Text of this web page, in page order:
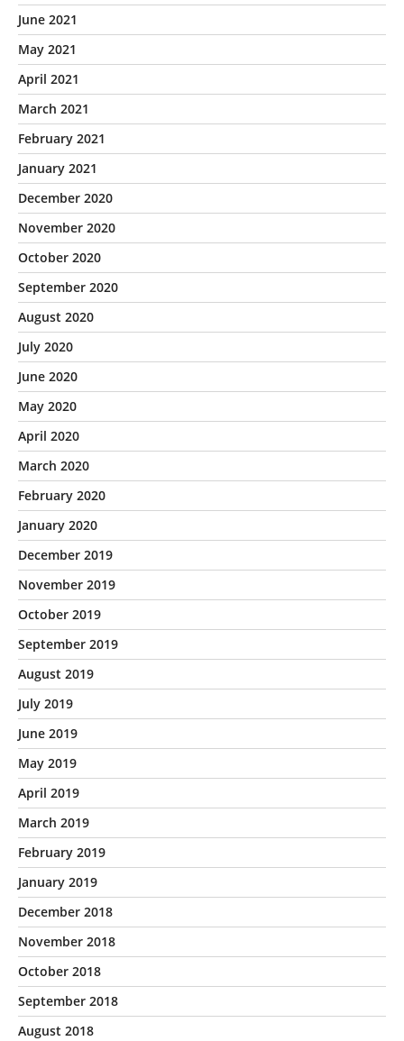
June 2021
May 2021
April 2021
March 2021
February 2021
January 2021
December 2020
November 2020
October 2020
September 2020
August 2020
July 2020
June 2020
May 2020
April 2020
March 2020
February 2020
January 2020
December 2019
November 2019
October 2019
September 2019
August 2019
July 2019
June 2019
May 2019
April 2019
March 2019
February 2019
January 2019
December 2018
November 2018
October 2018
September 2018
August 2018